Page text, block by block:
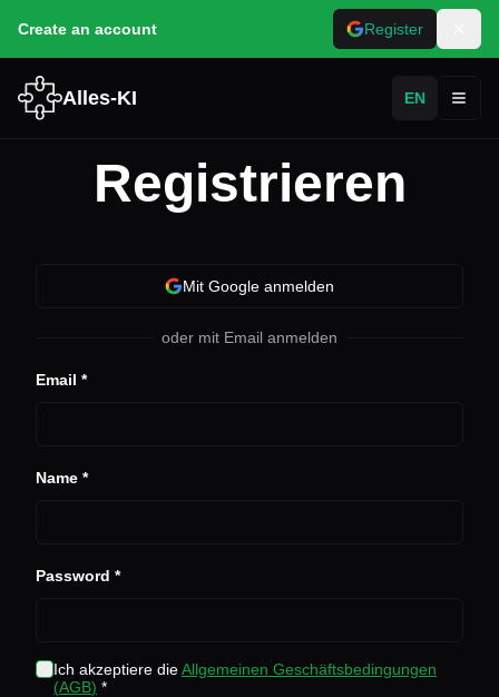
Create an account Register
Alles-KI EN
Registrieren
Mit Google anmelden
oder mit Email anmelden
Email *
Name *
Password *
Ich akzeptiere dieAllgemeinen Geschäftsbedingungen
(AGB) *